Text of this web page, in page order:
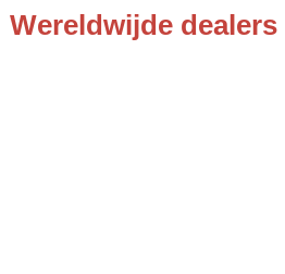
Wereldwijde